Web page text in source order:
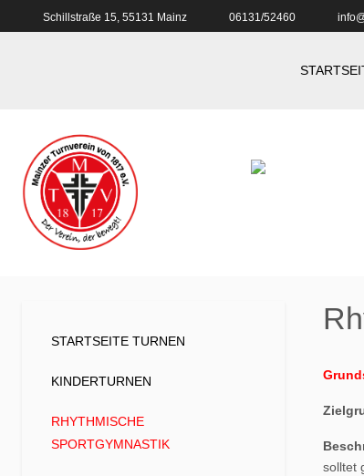
Schillstraße 15, 55131 Mainz 06131/52460
STARTSEITE TURNEN
KINDERTURNEN
RHYTHMISCHE
SPORTGYMNASTIK
solltet